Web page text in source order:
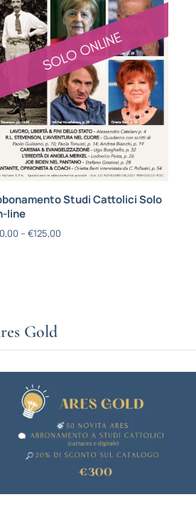
Studi Cattolici Solo
line
– €125,00
Gold